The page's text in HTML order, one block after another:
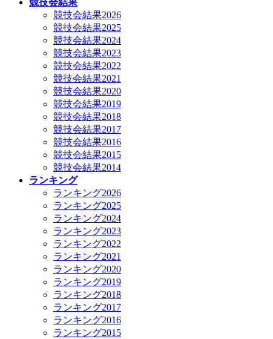
競技会結果
競技会結果2026
競技会結果2025
競技会結果2024
競技会結果2023
競技会結果2022
競技会結果2021
競技会結果2020
競技会結果2019
競技会結果2018
競技会結果2017
競技会結果2016
競技会結果2015
競技会結果2014
ランキング
ランキング2026
ランキング2025
ランキング2024
ランキング2023
ランキング2022
ランキング2021
ランキング2020
ランキング2019
ランキング2018
ランキング2017
ランキング2016
ランキング2015